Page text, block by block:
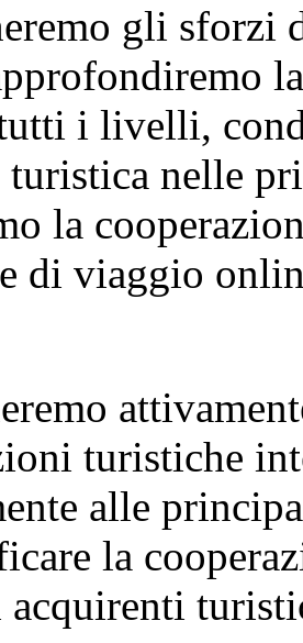
gli sforzi
i livelli,
turistica nelle
la
di viaggio
turistiche
alle
la